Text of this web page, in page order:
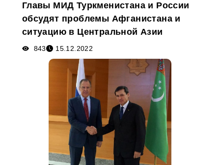
Медиа
Афиша
Главы МИД Туркменистана и России
обсудят проблемы Афганистана и
ситуацию в Центральной Азии
843 15.12.2022